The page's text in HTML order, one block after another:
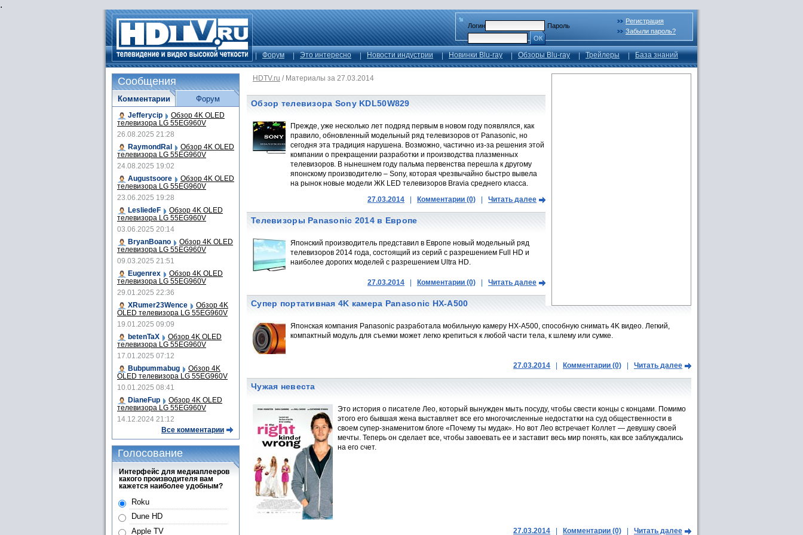
.
Логин
Пароль
ОК
Регистрация
Забыли пароль?
Форум Это интересно Новости индустрии Новинки Blu-ray Обзоры Blu-ray Трейлеры База знаний
HDTV.ru / Материалы за 27.03.2014
Обзор телевизора Sony KDL50W829
Прежде, уже несколько лет подряд первым в новом году появлялся, как
правило, обновленный модельный ряд телевизоров от Panasonic, но
сегодня эта традиция нарушена. Возможно, частично из-за решения этой
компании о прекращении разработки и производства плазменных
телевизоров. В нынешнем году пальма первенства перешла к другому
японскому производителю – Sony, которая чрезвычайно быстро вывела
на рынок новые модели ЖК LED телевизоров Bravia среднего класса.
27.03.2014
Комментарии (0) Читать далее
Телевизоры Panasonic 2014 в Европе
Японский производитель представил в Европе новый модельный ряд
телевизоров 2014 года, состоящий из серий с разрешением Full HD и
наиболее дорогих моделей с разрешением Ultra HD.
27.03.2014 Комментарии (0) Читать далее
Супер портативная 4K камера Panasonic HX-A500
Японская компания Panasonic разработала мобильную камеру HX-A500, способную снимать 4K видео. Легкий,
компактный модуль для съемки может легко крепиться к любой части тела, к шлему или сумке.
27.03.2014 Комментарии (0) Читать далее
Чужая невеста
Это история о писателе Лео, который вынужден мыть посуду, чтобы свести концы с концами. Помимо
этого его бывшая жена выставляет все его многочисленные недостатки на суд общественности в
своем супер-знаменитом блоге «Почему ты мудак». Но вот Лео встречает Коллет — девушку своей
мечты. Теперь он сделает все, чтобы завоевать ее и заставит весь мир понять, как все заблуждались
на его счет.
27.03.2014 Комментарии (0) Читать далее
Сообщения
Комментарии
Jefferycip Обзор 4K OLED
телевизора LG 55EG960V
26.08.2025 21:28
RaymondRal
Обзор 4K OLED
телевизора LG 55EG960V
24.08.2025 19:02
Augustsoore
Обзор 4K OLED
телевизора LG 55EG960V
23.06.2025 19:28
LesliedeF
Обзор 4K OLED
телевизора LG 55EG960V
03.06.2025 20:14
BryanBoano
Обзор 4K OLED
телевизора LG 55EG960V
09.03.2025 21:51
Eugenrex
Обзор 4K OLED
телевизора LG 55EG960V
29.01.2025 22:36
XRumer23Wence
Обзор 4K
OLED телевизора LG 55EG960V
19.01.2025 09:09
betenTaX
Обзор 4K OLED
телевизора LG 55EG960V
17.01.2025 07:12
Bubpummabug
Обзор 4K
OLED телевизора LG 55EG960V
10.01.2025 08:41
DianeFup
Обзор 4K OLED
телевизора LG 55EG960V
14.12.2024 21:12
Все комментарии
Форум
Голосование
Интерфейс для медиаплееров
какого производителя вам
кажется наиболее удобным?
Roku
Dune HD
Apple TV